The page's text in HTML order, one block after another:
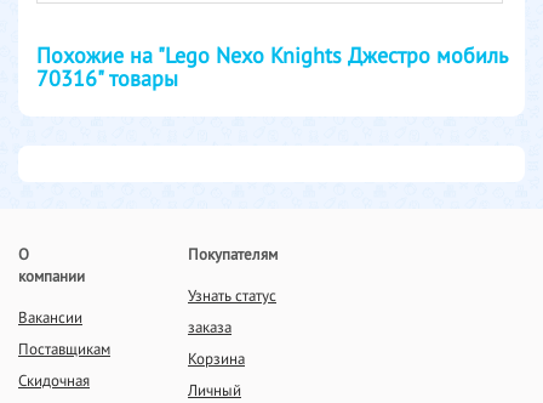
Похожие на "Lego Nexo Knights Джестро мобиль
70316" товары
О
компании
Вакансии
Поставщикам
Скидочная
Покупателям
Узнать статус
заказа
Корзина
Личный